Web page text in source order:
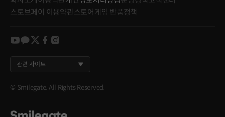
스토브페이 이용약관스토어게임 반품정책
youtube
kakao
twitter
facebook
instagram
관련 사이트
© Smilegate. All Rights Reserved.